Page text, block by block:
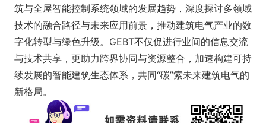
筑与全屋智能控制系统领域的发展趋势，深度探讨多领域
技术的融合路径与未来应用前景，推动建筑电气产业的数
字化转型与绿色升级。GEBT不仅促进行业间的信息交流
与技术共享，更助力跨界协同与资源整合，加速构建可持
续发展的智能建筑生态体系，共同“碳”索未来建筑电气的
新格局。